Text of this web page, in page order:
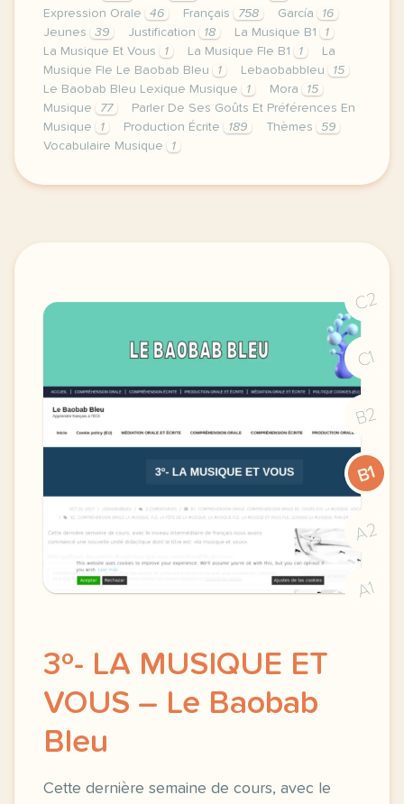
Expression Orale
46 Français 758 García
16
Jeunes
39 Justification 18 La Musique B1
1
La Musique Et Vous
1 La Musique Fle B1 1
La
Musique Fle Le Baobab Bleu
1 Lebaobabbleu
15
Le Baobab Bleu Lexique Musique
1 Mora
15
Musique
77
Parler De Ses Goûts Et Préférences En
Musique
1 Production Écrite 189 Thèmes
59
Vocabulaire Musique
1
image pixabay comje vous laisse ici la nouvelle
C2
C1
B2
B1
A2
A1
3º- LA MUSIQUE ET
VOUS – Le Baobab
Bleu
Cette dernière semaine de cours, avec le